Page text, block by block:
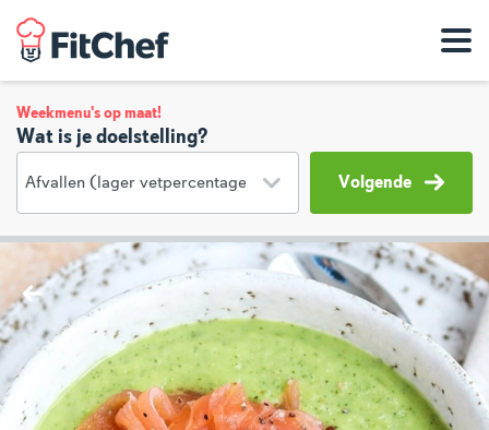
Weekmenu's op maat!
Wat is je doelstelling?
Volgende